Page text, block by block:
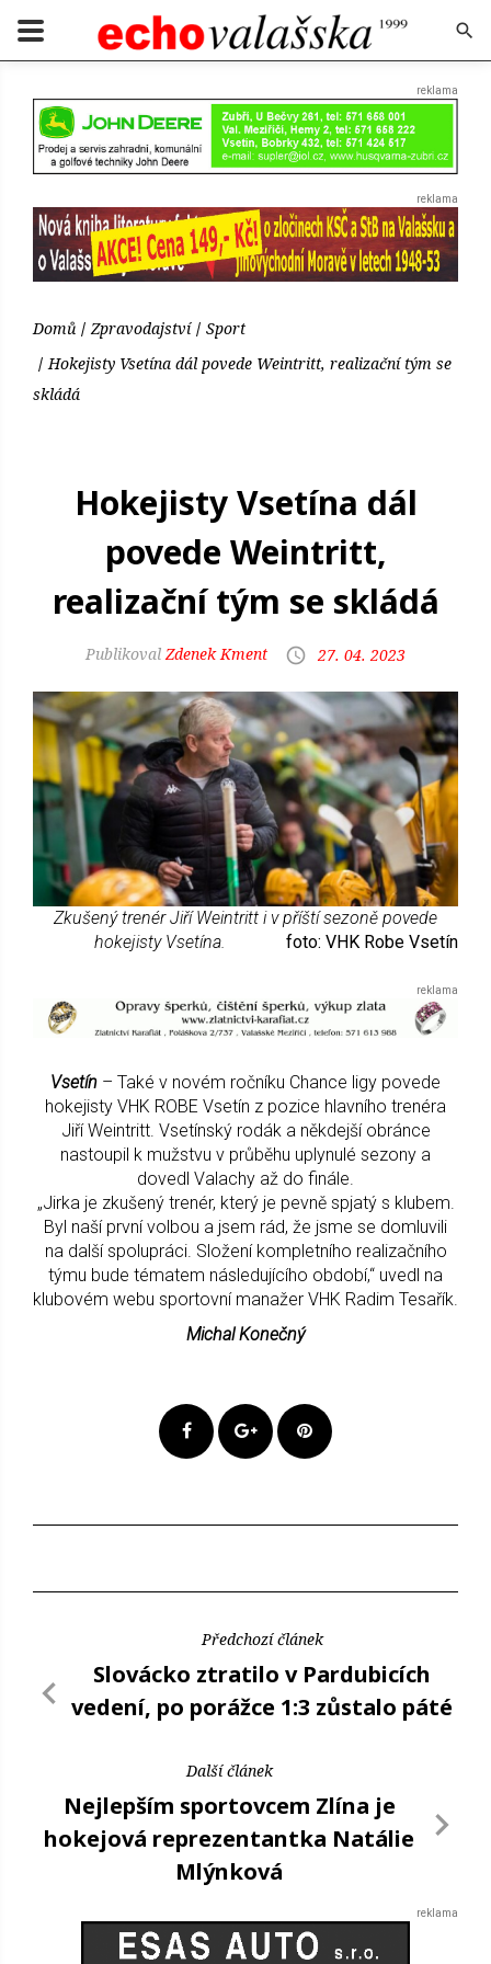
Domů Zpravodajství
Sport
Hokejisty Vsetína dál povede Weintritt, realizační tým se
skládá
Hokejisty Vsetína dál
povede Weintritt,
realizační tým se skládá
Zdenek Kment 27. 04. 2023
Zkušený trenér Jiří Weintritt i v příští sezoně povede
hokejisty Vsetína.
foto: VHK Robe Vsetín
Vsetín – Také v novém ročníku Chance ligy povede
hokejisty VHK ROBE Vsetín z pozice hlavního trenéra
Jiří Weintritt. Vsetínský rodák a někdejší obránce
nastoupil k mužstvu v průběhu uplynulé sezony a
dovedl Valachy až do finále.
„Jirka je zkušený trenér, který je pevně spjatý s klubem.
Byl naší první volbou a jsem rád, že jsme se domluvili
na další spolupráci. Složení kompletního realizačního
týmu bude tématem následujícího období,“ uvedl na
klubovém webu sportovní manažer VHK Radim Tesařík.
Michal Konečný
Předchozí článek
Slovácko ztratilo v Pardubicích
vedení, po porážce 1:3 zůstalo páté
Další článek
Nejlepším sportovcem Zlína je
hokejová reprezentantka Natálie
Mlýnková